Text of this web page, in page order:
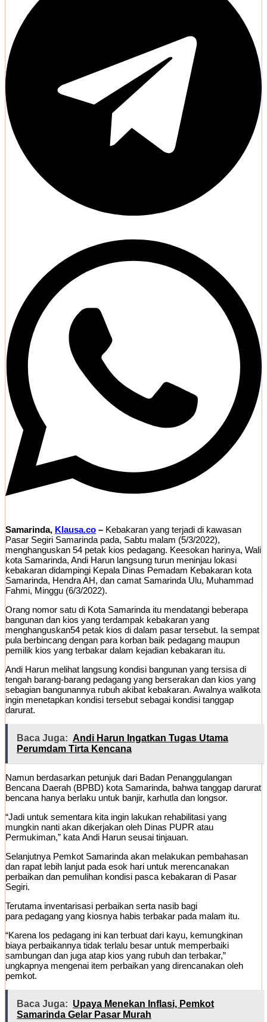
Samarinda, Klausa.co – Kebakaran yang terjadi di kawasan
Pasar Segiri Samarinda pada, Sabtu malam (5/3/2022),
menghanguskan 54 petak kios pedagang. Keesokan harinya, Wali
kota Samarinda, Andi Harun langsung turun meninjau lokasi
kebakaran didampingi Kepala Dinas Pemadam Kebakaran kota
Samarinda, Hendra AH, dan camat Samarinda Ulu, Muhammad
Fahmi, Minggu (6/3/2022).
Orang nomor satu di Kota Samarinda itu mendatangi beberapa
bangunan dan kios yang terdampak kebakaran yang
menghanguskan54 petak kios di dalam pasar tersebut. Ia sempat
pula berbincang dengan para korban baik pedagang maupun
pemilik kios yang terbakar dalam kejadian kebakaran itu.
Andi Harun melihat langsung kondisi bangunan yang tersisa di
tengah barang-barang pedagang yang berserakan dan kios yang
sebagian bangunannya rubuh akibat kebakaran. Awalnya walikota
ingin menetapkan kondisi tersebut sebagai kondisi tanggap
darurat.
Baca Juga: Andi Harun Ingatkan Tugas Utama
Perumdam Tirta Kencana
Namun berdasarkan petunjuk dari Badan Penanggulangan
Bencana Daerah (BPBD) kota Samarinda, bahwa tanggap darurat
bencana hanya berlaku untuk banjir, karhutla dan longsor.
“Jadi untuk sementara kita ingin lakukan rehabilitasi yang
mungkin nanti akan dikerjakan oleh Dinas PUPR atau
Permukiman,” kata Andi Harun seusai tinjauan.
Selanjutnya Pemkot Samarinda akan melakukan pembahasan
dan rapat lebih lanjut pada esok hari untuk merencanakan
perbaikan dan pemulihan kondisi pasca kebakaran di Pasar
Segiri.
Terutama inventarisasi perbaikan serta nasib bagi
para pedagang yang kiosnya habis terbakar pada malam itu.
“Karena los pedagang ini kan terbuat dari kayu, kemungkinan
biaya perbaikannya tidak terlalu besar untuk memperbaiki
sambungan dan juga atap kios yang rubuh dan terbakar,”
ungkapnya mengenai item perbaikan yang direncanakan oleh
pemkot.
Baca Juga: Upaya Menekan Inflasi, Pemkot
Samarinda Gelar Pasar Murah